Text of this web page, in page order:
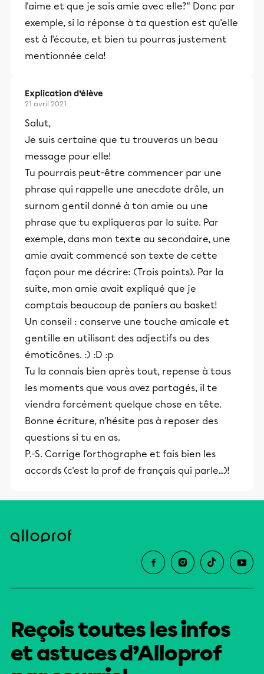
l'aime et que je sois amie avec elle?" Donc par
exemple, si la réponse à ta question est qu'elle
est à l'écoute, et bien tu pourras justement
mentionnée cela!
Explication d’élève
21 avril 2021
Salut,
Je suis certaine que tu trouveras un beau
message pour elle!
Tu pourrais peut-être commencer par une
phrase qui rappelle une anecdote drôle, un
surnom gentil donné à ton amie ou une
phrase que tu expliqueras par la suite. Par
exemple, dans mon texte au secondaire, une
amie avait commencé son texte de cette
façon pour me décrire: (Trois points). Par la
suite, mon amie avait expliqué que je
comptais beaucoup de paniers au basket!
Un conseil : conserve une touche amicale et
gentille en utilisant des adjectifs ou des
émoticônes. :) :D :p
Tu la connais bien après tout, repense à tous
les moments que vous avez partagés, il te
viendra forcément quelque chose en tête.
Bonne écriture, n'hésite pas à reposer des
questions si tu en as.
P.-S. Corrige l'orthographe et fais bien les
accords (c'est la prof de français qui parle...)!
Reçois toutes les infos
et astuces d’Alloprof